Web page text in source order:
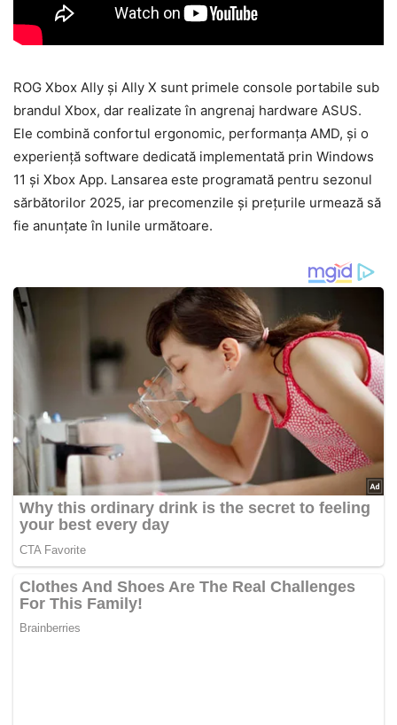
ROG Xbox Ally și Ally X sunt primele console portabile sub
brandul Xbox, dar realizate în angrenaj hardware ASUS.
Ele combină confortul ergonomic, performanța AMD, și o
experiență software dedicată implementată prin Windows
11 și Xbox App. Lansarea este programată pentru sezonul
sărbătorilor 2025, iar precomenzile și prețurile urmează să
fie anunțate în lunile următoare.